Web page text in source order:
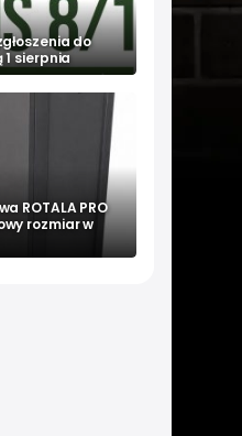
do
1 sierpnia
ROTALA PRO
rozmiar w